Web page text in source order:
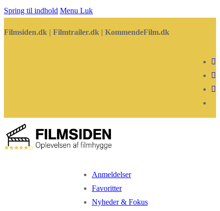
Spring til indhold Menu Luk
Filmsiden.dk | Filmtrailer.dk | KommendeFilm.dk
Anmeldelser
Favoritter
Nyheder & Fokus